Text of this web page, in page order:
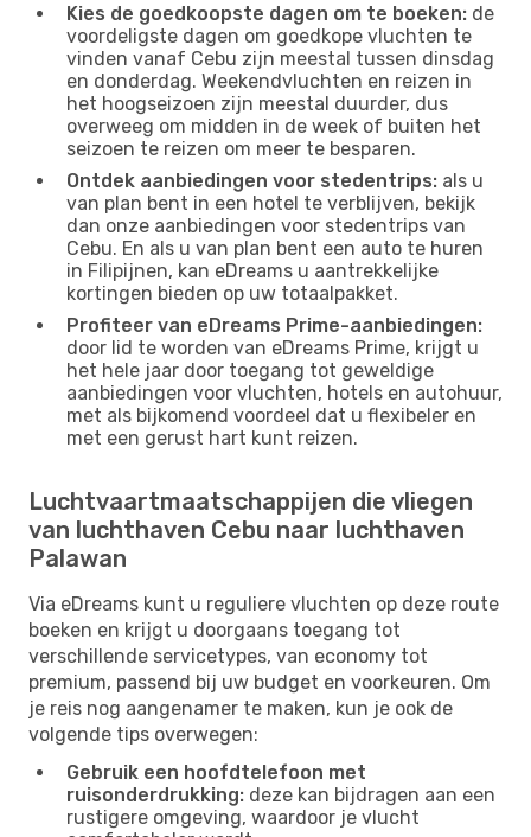
Kies de goedkoopste dagen om te boeken: de
voordeligste dagen om goedkope vluchten te
vinden vanaf Cebu zijn meestal tussen dinsdag
en donderdag. Weekendvluchten en reizen in
het hoogseizoen zijn meestal duurder, dus
overweeg om midden in de week of buiten het
seizoen te reizen om meer te besparen.
Ontdek aanbiedingen voor stedentrips: als u
van plan bent in een hotel te verblijven, bekijk
dan onze aanbiedingen voor stedentrips van
Cebu. En als u van plan bent een auto te huren
in Filipijnen, kan eDreams u aantrekkelijke
kortingen bieden op uw totaalpakket.
Profiteer van eDreams Prime-aanbiedingen:
door lid te worden van eDreams Prime, krijgt u
het hele jaar door toegang tot geweldige
aanbiedingen voor vluchten, hotels en autohuur,
met als bijkomend voordeel dat u flexibeler en
met een gerust hart kunt reizen.
Luchtvaartmaatschappijen die vliegen
van luchthaven Cebu naar luchthaven
Palawan
Via eDreams kunt u reguliere vluchten op deze route
boeken en krijgt u doorgaans toegang tot
verschillende servicetypes, van economy tot
premium, passend bij uw budget en voorkeuren. Om
je reis nog aangenamer te maken, kun je ook de
volgende tips overwegen:
Gebruik een hoofdtelefoon met
ruisonderdrukking: deze kan bijdragen aan een
rustigere omgeving, waardoor je vlucht